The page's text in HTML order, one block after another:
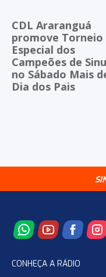
CDL Araranguá
promove Torneio
Especial dos
Campeões de
no Sábado Mais
Dia dos Pais
CONHEÇA A RÁDIO